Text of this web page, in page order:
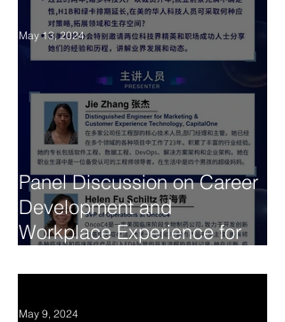
Panel Discussion on Career
Development and
Workplace Experience for
华人科技人员职业发展与职
场经验座谈会 May 18，2024
May 13, 2024
May 9, 2024